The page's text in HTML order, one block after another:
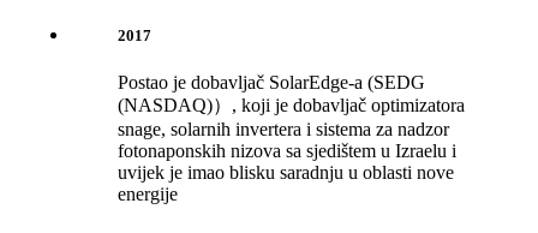
2017
Postao je dobavljač SolarEdge-a (SEDG
(NASDAQ)）, koji je dobavljač optimizatora
snage, solarnih invertera i sistema za nadzor
fotonaponskih nizova sa sjedištem u Izraelu i
uvijek je imao blisku saradnju u oblasti nove
energije